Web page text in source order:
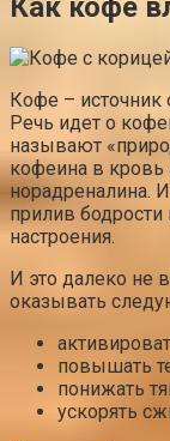
Кофе – источник
Речь идет о
называют
кофеина в кровь
норадреналина.
прилив бодрости
настроения.
И это далеко не
оказывать
повышать
понижать
ускорять